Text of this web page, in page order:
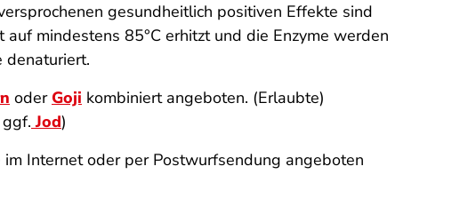
gesundheitlich positiven Effekte sind
mindestens 85°C erhitzt und die Enzyme werden
denaturiert.
oder Goji kombiniert angeboten. (Erlaubte)
ggf. Jod)
Internet oder per Postwurfsendung angeboten